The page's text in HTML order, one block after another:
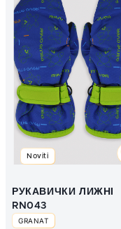
Noviti
РУКАВИЧКИ ЛИЖНІ
RN043
GRANAT